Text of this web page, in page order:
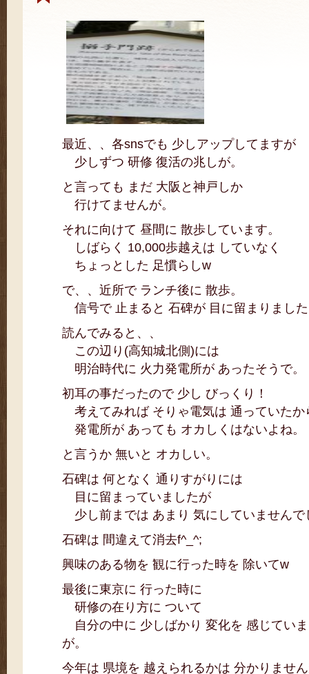
最近、、各snsでも 少しアップしてますが
少しずつ 研修 復活の兆しが。
と言っても まだ 大阪と神戸しか
行けてませんが。
それに向けて 昼間に 散歩しています。
しばらく 10,000歩越えは していなく
ちょっとした 足慣らしw
で、、近所で ランチ後に 散歩。
信号で 止まると 石碑が 目に留まりまし
読んでみると、、
この辺り(高知城北側)には
明治時代に 火力発電所が あったそうで。
初耳の事だったので 少し びっくり！
考えてみれば そりゃ電気は 通っていたか
発電所が あっても オカしくはないよね。
と言うか 無いと オカしい。
石碑は 何となく 通りすがりには
目に留まっていましたが
少し前までは あまり 気にしていませんで
石碑は 間違えて消去f^_^;
興味のある物を 観に行った時を 除いてw
最後に東京に 行った時に
研修の在り方に ついて
自分の中に 少しばかり 変化を 感じてい
が。
今年は 県境を 越えられるかは 分かりませ